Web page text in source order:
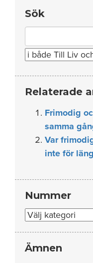
Sök
for:
Relaterade
Frimodig
samma
Var
inte för
Nummer
Nummer
Ämnen